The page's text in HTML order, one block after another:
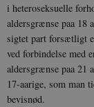
i heteroseksuelle
aldersgrænse paa 18
sigtet part forsætligt
ved forbindelse med
aldersgrænse paa 21
17-aarige, som man
bevisnød.